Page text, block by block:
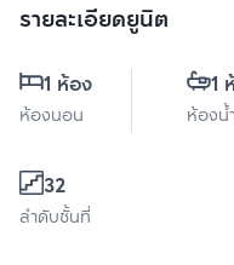
รายละเอียดยูนิต
1 ห้อง
ห้องนอน
1
ห้องน้
32
ลำดับชั้นที่